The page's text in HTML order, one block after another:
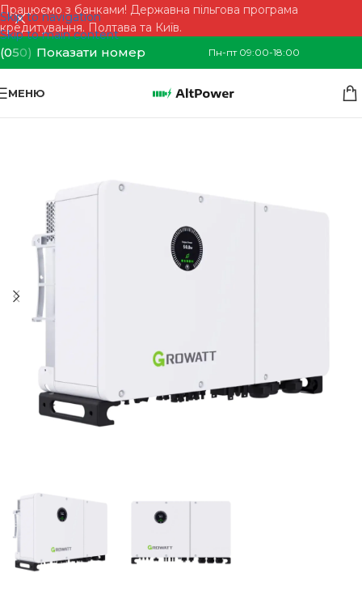
Skip to navigation
Skip to main content
Працюємо з банками! Державна пільгова програма
кредитування. Полтава та Київ.
(050) Показати номер Пн-пт 09:00-18:00
МЕНЮ